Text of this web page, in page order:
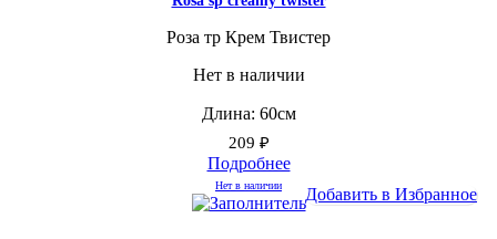
Роза тр Крем Твистер
Нет в наличии
Длина: 60см
209 ₽
Подробнее
Нет в наличии Добавить в Избранное